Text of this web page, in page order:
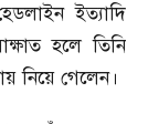
ইত্যাদি
হলে তিনি
নিয়ে গেলেন।